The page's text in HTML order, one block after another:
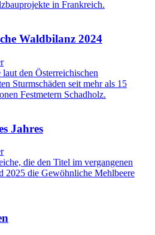
in Frankreich.
Waldbilanz 2024
den Österreichischen
Sturmschäden seit mehr als 15
Festmetern Schadholz.
Jahres
die den Titel im vergangenen
2025 die Gewöhnliche Mehlbeere